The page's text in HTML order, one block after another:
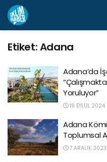
Etiket:Adana
Adana’da
Yoruluyor”
19 EYLÜL 2024
Adana
Toplumsal
7 ARALIK 2023